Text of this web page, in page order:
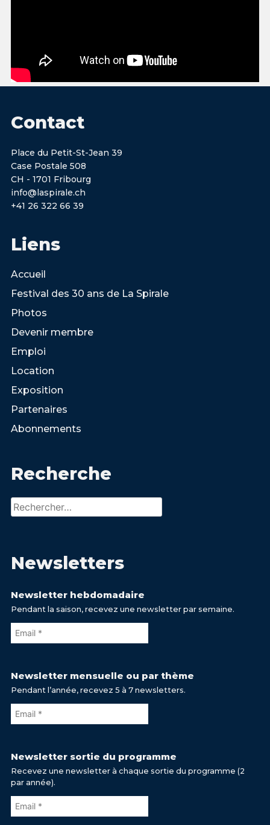
Contact
Place du Petit-St-Jean 39
Case Postale 508
CH - 1701 Fribourg
info@laspirale.ch
+41 26 322 66 39
Liens
Accueil
Festival des 30 ans de La Spirale
Photos
Devenir membre
Emploi
Location
Exposition
Partenaires
Abonnements
Recherche
Rechercher :
Newsletters
Newsletter hebdomadaire
Pendant la saison, recevez une newsletter par semaine.
Newsletter mensuelle ou par thème
Pendant l’année, recevez 5 à 7 newsletters.
Newsletter sortie du programme
Recevez une newsletter à chaque sortie du programme (2
par année).